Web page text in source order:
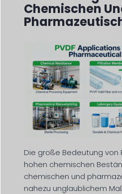
Chemischen
Die große Bedeutung von
hohen chemischen
chemischen und
nahezu unglaublichem